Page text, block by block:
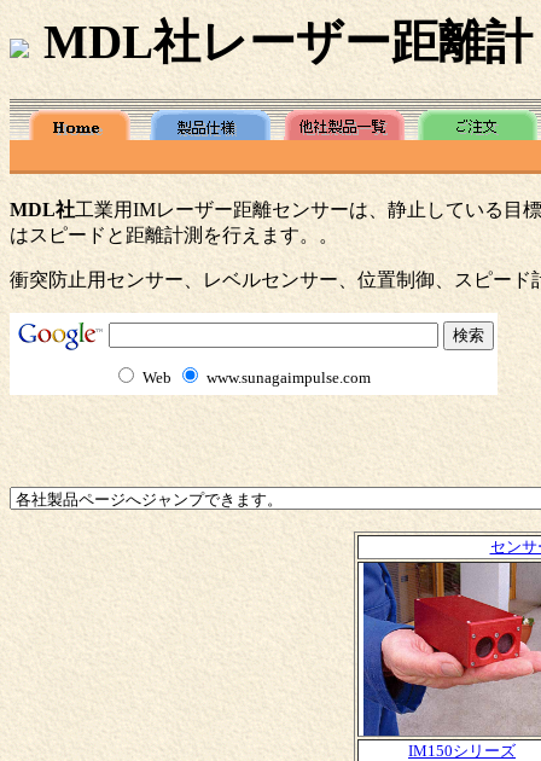
MDL社レーザー距離
MDL社工業用IMレーザー距離センサーは、静止している目
はスピードと距離計測を行えます。。
衝突防止用センサー、レベルセンサー、位置制御、スピード
Web www.sunagaimpulse.com
セン
IM150シリーズ